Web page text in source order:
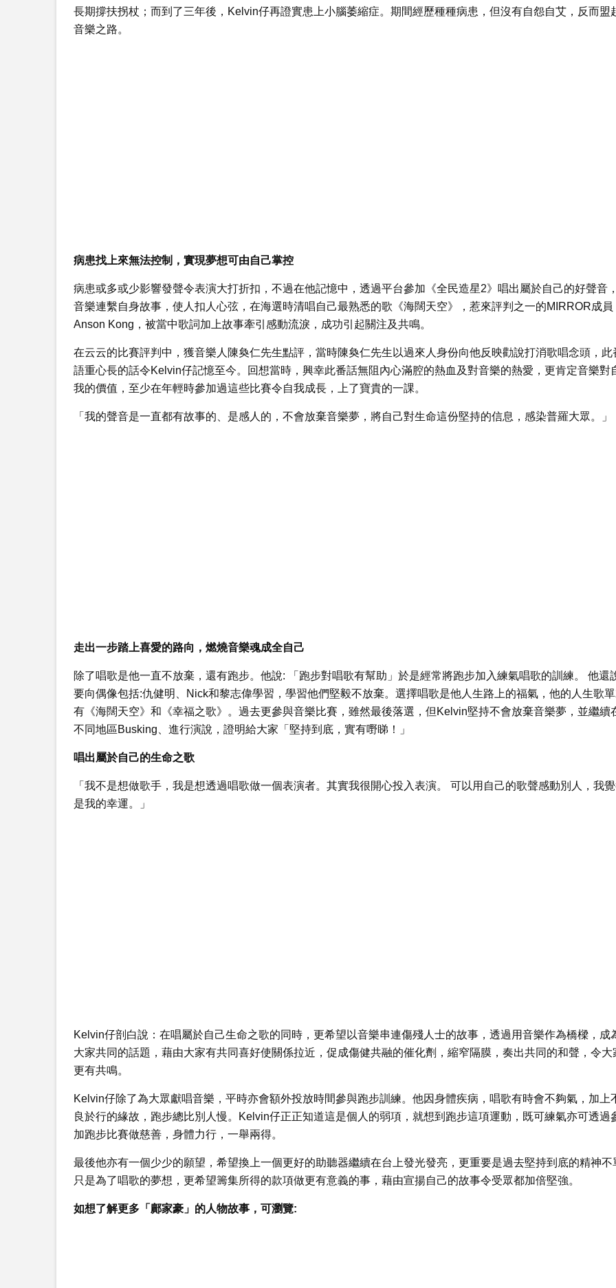
長期撐扶拐杖；而到了三年後，Kelvin仔再證實患上小腦萎縮症。期間經歷種種病患，但沒有自怨自艾，反而盟
音樂之路。
病患找上來無法控制，實現夢想可由自己掌控
病患或多或少影響發聲令表演大打折扣，不過在他記憶中，透過平台參加《全民造星2》唱出屬於自己的好聲音
音樂連繫自身故事，使人扣人心弦，在海選時清唱自己最熟悉的歌《海闊天空》，惹來評判之一的MIRROR成員
Anson Kong，被當中歌詞加上故事牽引感動流淚，成功引起關注及共鳴。
在云云的比賽評判中，獲音樂人陳奐仁先生點評，當時陳奐仁先生以過來人身份向他反映勸說打消歌唱念頭，此
語重心長的話令Kelvin仔記憶至今。回想當時，興幸此番話無阻內心滿腔的熱血及對音樂的熱愛，更肯定音樂對
我的價值，至少在年輕時參加過這些比賽令自我成長，上了寶貴的一課。
「我的聲音是一直都有故事的、是感人的，不會放棄音樂夢，將自己對生命這份堅持的信息，感染普羅大眾。」
走出一步踏上喜愛的路向，燃燒音樂魂成全自己
除了唱歌是他一直不放棄，還有跑步。他說: 「跑步對唱歌有幫助」於是經常將跑步加入練氣唱歌的訓練。 他還
要向偶像包括:仇健明、Nick和黎志偉學習，學習他們堅毅不放棄。選擇唱歌是他人生路上的福氣，他的人生歌
有《海闊天空》和《幸福之歌》。過去更參與音樂比賽，雖然最後落選，但Kelvin堅持不會放棄音樂夢，並繼續
不同地區Busking、進行演說，證明給大家「堅持到底，實有嘢睇！」
唱出屬於自己的生命之歌
「我不是想做歌手，我是想透過唱歌做一個表演者。其實我很開心投入表演。 可以用自己的歌聲感動別人，我
是我的幸運。」
Kelvin仔剖白說：在唱屬於自己生命之歌的同時，更希望以音樂串連傷殘人士的故事，透過用音樂作為橋樑，成
大家共同的話題，藉由大家有共同喜好使關係拉近，促成傷健共融的催化劑，縮窄隔膜，奏出共同的和聲，令大
更有共鳴。
Kelvin仔除了為大眾獻唱音樂，平時亦會額外投放時間參與跑步訓練。他因身體疾病，唱歌有時會不夠氣，加上
良於行的緣故，跑步總比別人慢。Kelvin仔正正知道這是個人的弱項，就想到跑步這項運動，既可練氣亦可透過
加跑步比賽做慈善，身體力行，一舉兩得。
最後他亦有一個少少的願望，希望換上一個更好的助聽器繼續在台上發光發亮，更重要是過去堅持到底的精神不
只是為了唱歌的夢想，更希望籌集所得的款項做更有意義的事，藉由宣揚自己的故事令受眾都加倍堅強。
如想了解更多「鄺家豪」的人物故事，可瀏覽: